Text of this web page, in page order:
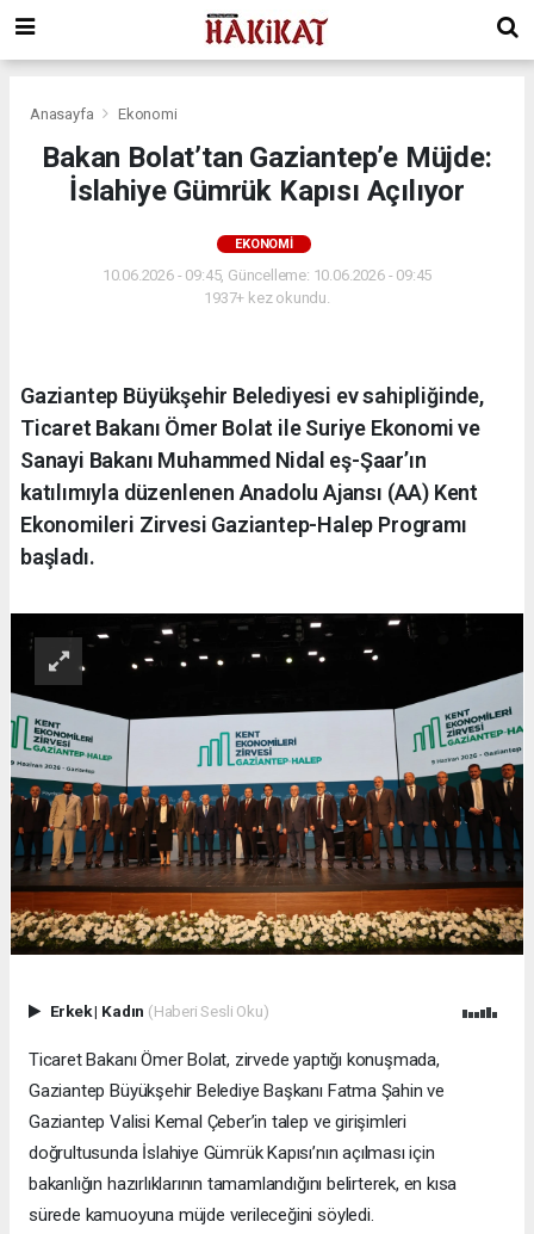
Anasayfa Ekonomi
Bakan Bolat’tan Gaziantep’e Müjde:
İslahiye Gümrük Kapısı Açılıyor
EKONOMI
10.06.2026 - 09:45, Güncelleme: 10.06.2026 - 09:45
1937+ kez okundu.
Gaziantep Büyükşehir Belediyesi ev sahipliğinde,
Ticaret Bakanı Ömer Bolat ile Suriye Ekonomi ve
Sanayi Bakanı Muhammed Nidal eş-Şaar’ın
katılımıyla düzenlenen Anadolu Ajansı (AA) Kent
Ekonomileri Zirvesi Gaziantep-Halep Programı
başladı.
Erkek| Kadın (Haberi Sesli Oku)
Ticaret Bakanı Ömer Bolat, zirvede yaptığı konuşmada,
Gaziantep Büyükşehir Belediye Başkanı Fatma Şahin ve
Gaziantep Valisi Kemal Çeber’in talep ve girişimleri
doğrultusunda İslahiye Gümrük Kapısı’nın açılması için
bakanlığın hazırlıklarının tamamlandığını belirterek, en kısa
sürede kamuoyuna müjde verileceğini söyledi.